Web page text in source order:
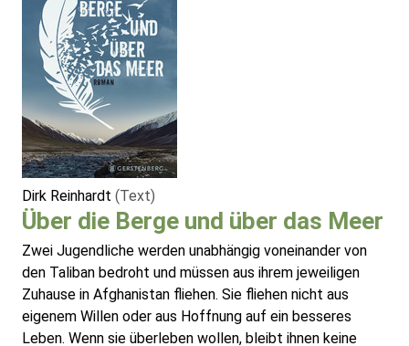
Dirk Reinhardt (Text)
Über die Berge und über das Meer
Zwei Jugendliche werden unabhängig voneinander von
den Taliban bedroht und müssen aus ihrem jeweiligen
Zuhause in Afghanistan fliehen. Sie fliehen nicht aus
eigenem Willen oder aus Hoffnung auf ein besseres
Leben. Wenn sie überleben wollen, bleibt ihnen keine